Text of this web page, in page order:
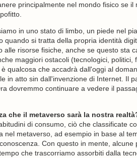
principalmente nel mondo fisico se
in uno stato di limbo, un piede nel
quando si tratta della propria identità
alle risorse fisiche, anche se questo sta
maggiori ostacoli (tecnologici, politici,
qualcosa che accadrà dall'oggi al
in atto sin dall'invenzione di Internet. Il
dovremmo continuare a vedere il
che il metaverso sarà la nostra
di consumo, ciò che classificate
nel metaverso, ad esempio in base al
Con questo in mente,
che trascorriamo assorbiti dalla